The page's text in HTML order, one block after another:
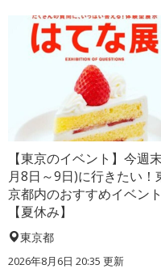
【東京のイベント】今週
月8日～9日)に行きたい！
京都内のおすすめイベント
【夏休み】
東京都
2026年8月6日 20:35 更新